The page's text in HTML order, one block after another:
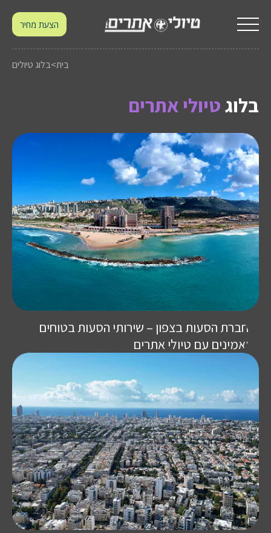
הצעת מחיר
בית>בלוג טיולים
בלוגטיולי אתרים
חברת הסעות בצפון – שירותי הסעות בטוחים
ואמינים עם טיולי אתרים